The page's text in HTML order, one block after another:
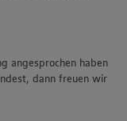
ein, um Ihnen
angesprochen haben
dann freuen wir